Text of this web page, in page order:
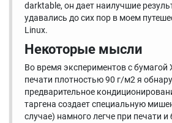
darktable, он дает наилучшие
удавались до сих пор в моем
Linux.
Некоторые мысли
Во время экспериментов с бумагой
печати плотностью 90 г/м2 я
предварительное
таргена создает специальную
случае) намного легче при печати